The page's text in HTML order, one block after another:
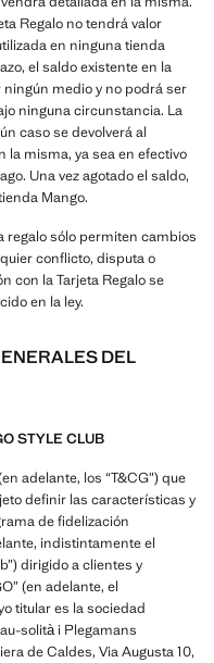
Regalo no tendrá valor
en ninguna tienda
el saldo existente en la
medio y no podrá ser
ninguna circunstancia. La
caso se devolverá al
la misma, ya sea en efectivo
Una vez agotado el saldo,
Mango.
regalo sólo permiten cambios
conflicto, disputa o
con la Tarjeta Regalo se
en la ley.
DEL
STYLE CLUB
adelante, los “T&CG”) que
definir las características y
de fidelización
indistintamente el
dirigido a clientes y
(en adelante, el
titular es la sociedad
solità i Plegamans
de Caldes, Via Augusta 10,